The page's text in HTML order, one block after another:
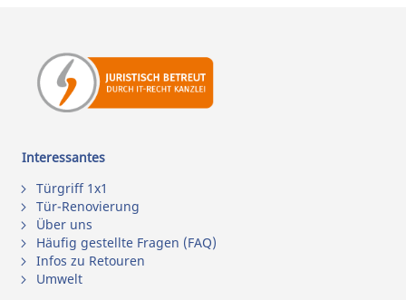
Interessantes
Türgriff 1x1
Tür-Renovierung
Über uns
Häufig gestellte Fragen (FAQ)
Infos zu Retouren
Umwelt